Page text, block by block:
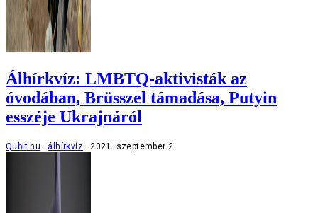
Álhírkvíz: LMBTQ-aktivisták az
óvodában, Brüsszel támadása, Putyin
esszéje Ukrajnáról
Qubit.hu álhírkvíz 2021. szeptember 2.